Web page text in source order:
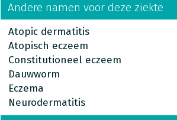
Andere namen voor deze ziekte
Atopic dermatitis
Atopisch eczeem
Constitutioneel eczeem
Dauwworm
Eczema
Neurodermatitis